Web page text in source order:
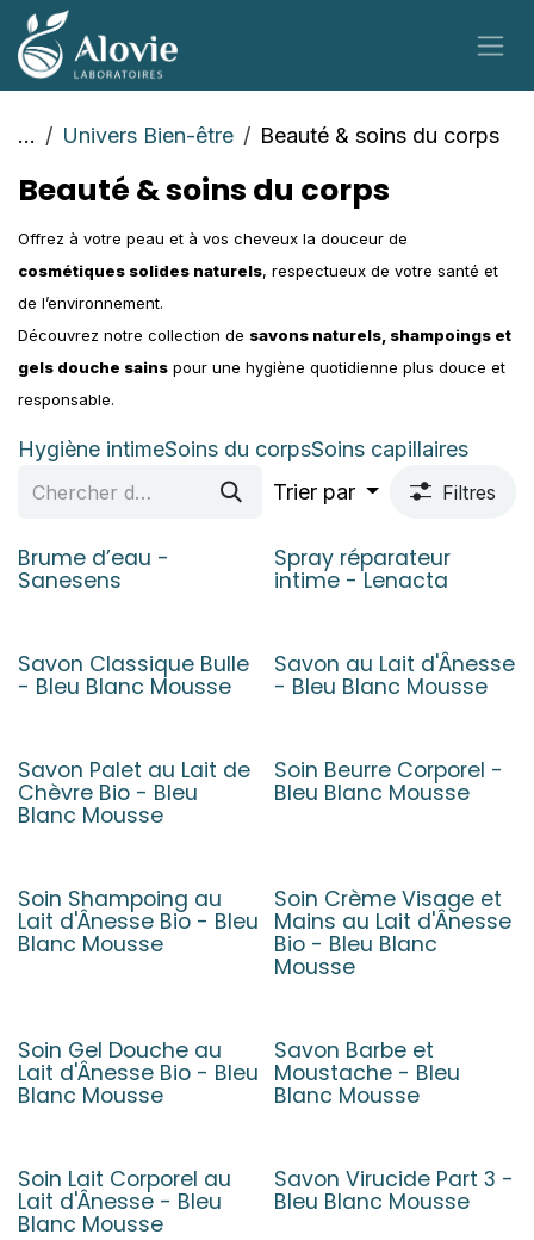
Se rendre au contenu
... Univers Bien-être Beauté & soins du corps
Beauté & soins du corps
Offrez à votre peau et à vos cheveux la douceur de
cosmétiques solides naturels, respectueux de votre santé et
de l’environnement.
Découvrez notre collection de savons naturels, shampoings et
gels douche sains pour une hygiène quotidienne plus douce et
responsable.
Hygiène intimeSoins du corpsSoins capillaires
Trier par
Filtres
Brume d’eau -
Sanesens
Spray réparateur
intime - Lenacta
19 parfums
Savon Classique Bulle
- Bleu Blanc Mousse 59 parfums
Savon au Lait d'Ânesse
- Bleu Blanc Mousse
10 parfums
Savon Palet au Lait de
Chèvre Bio - Bleu
Blanc Mousse
Soin Beurre Corporel -
Bleu Blanc Mousse
Soin Shampoing au
Lait d'Ânesse Bio - Bleu
Blanc Mousse
Soin Crème Visage et
Mains au Lait d'Ânesse
Bio - Bleu Blanc
Mousse
Soin Gel Douche au
Lait d'Ânesse Bio - Bleu
Blanc Mousse
Savon Barbe et
Moustache - Bleu
Blanc Mousse
Soin Lait Corporel au
Lait d'Ânesse - Bleu
Blanc Mousse
Savon Virucide Part 3 -
Bleu Blanc Mousse